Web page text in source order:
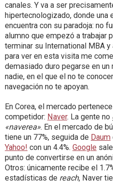
canales. Y va a ser
hipertecnologizado, donde una
encuentra con su paradoja: no
alumno que empezó a trabajar
terminar su International MBA
para ver en esta visita me
demasiado duro pegarse en
nadie, en el que el no te
navegación no te apoyan.
En Corea, el mercado
competidor: Naver. La gente no
«naverea». En el mercado de
tiene un 77%, seguida de Daum
Yahoo! con un 4.4%. Google
punto de convertirse en un
Otros: únicamente recibe el
estadísticas de reach, Naver